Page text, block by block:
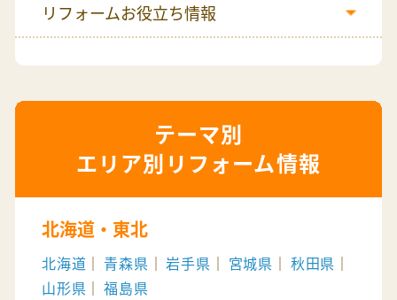
リフォームお役立ち情報
エリア別リフォーム情報
北海道・東北
北海道 青森県 岩手県 宮城県
秋田県
山形県
福島県